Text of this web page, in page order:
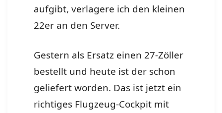
aufgibt, verlagere ich den kleinen
22er an den Server.
Gestern als Ersatz einen 27-Zöller
bestellt und heute ist der schon
geliefert worden. Das ist jetzt ein
richtiges Flugzeug-Cockpit mit